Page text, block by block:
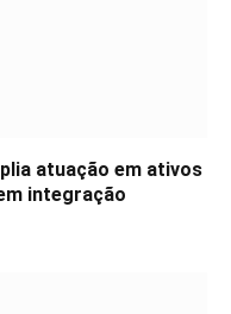
atuação em ativos
integração